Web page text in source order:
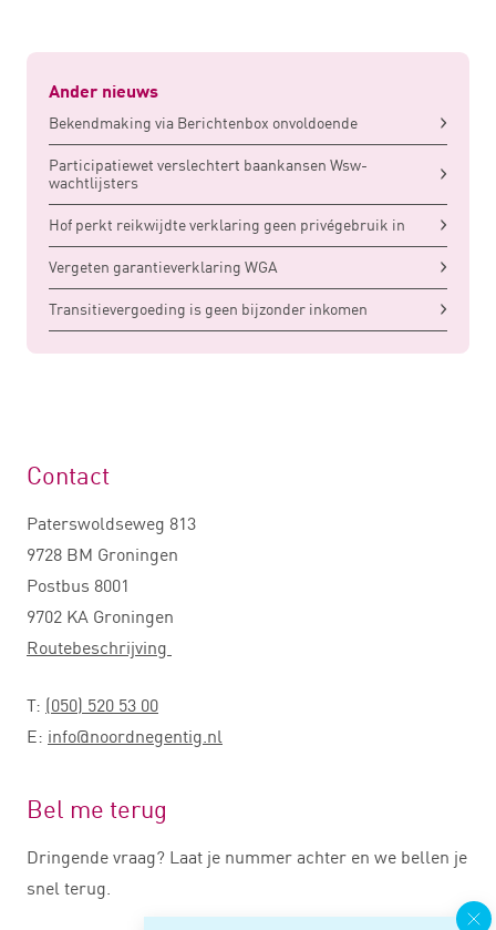
Ander nieuws
Bekendmaking via Berichtenbox onvoldoende
Participatiewet verslechtert baankansen Wsw-
wachtlijsters
Hof perkt reikwijdte verklaring geen privégebruik in
Vergeten garantieverklaring WGA
Transitievergoeding is geen bijzonder inkomen
Contact
Paterswoldseweg 813
9728 BM Groningen
Postbus 8001
9702 KA Groningen
Routebeschrijving
T: (050) 520 53 00
E: info@noordnegentig.nl
Bel me terug
Dringende vraag? Laat je nummer achter en we bellen je
snel terug.